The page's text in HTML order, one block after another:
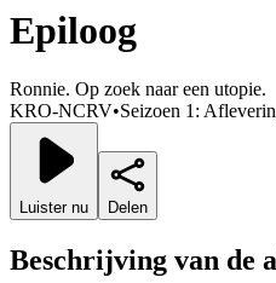
Epiloog
Ronnie. Op zoek naar een utopie.
KRO-NCRV•Seizoen 1:
Luister nu Delen
Beschrijving van de